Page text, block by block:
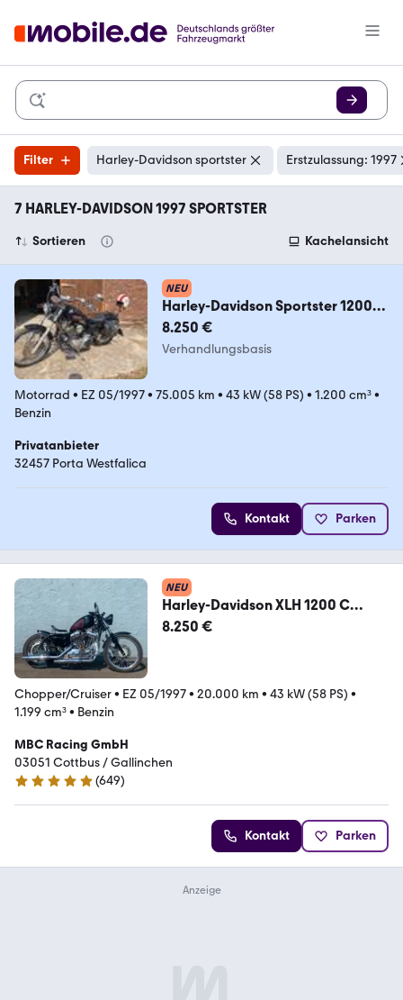
Filter Harley-Davidson sportster Erstzulassung: 1997
7 HARLEY-DAVIDSON 1997 SPORTSTER
Sortieren Kachelansicht
NEU
Harley-Davidson Sportster 1200
Custom, Tüv neu, Viele Umbauten
8.250 €
Verhandlungsbasis
Motorrad • EZ 05/1997• 75.005 km • 43 kW (58 PS) • 1.200 cm³•
Benzin
Privatanbieter
32457 Porta Westfalica
Kontakt Parken
NEU
Harley-Davidson XLH 1200 C
SPORTSTER UMBAU RSD
8.250 €
Chopper/Cruiser• EZ 05/1997• 20.000 km • 43 kW (58 PS) •
1.199 cm³• Benzin
MBC Racing GmbH
03051 Cottbus / Gallinchen
4.8 Sterne
(649)
Kontakt Parken